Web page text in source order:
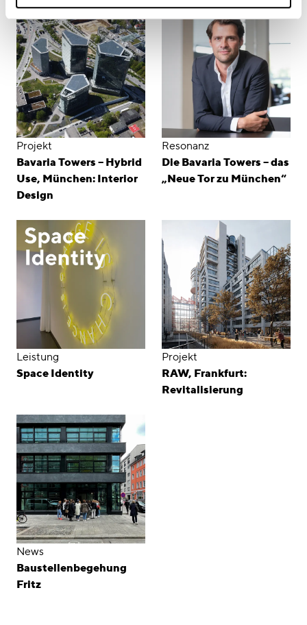
Projekt
Bavaria Towers – Hybrid
Use, München: Interior
Design
Resonanz
Die Bavaria Towers – das
„Neue Tor zu München“
Leistung
Space Identity
Projekt
RAW, Frankfurt:
Revitalisierung
News
Baustellenbegehung
Fritz